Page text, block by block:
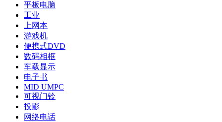
平板电脑
工业
上网本
游戏机
便携式DVD
数码相框
车载显示
电子书
MID UMPC
可视门铃
投影
网络电话